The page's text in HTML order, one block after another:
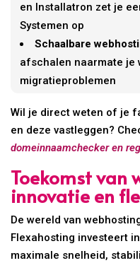
en Installatron zet je
Systemen op
Schaalbare
afschalen naarmate je
migratieproblemen
Wil je direct weten of je
en deze vastleggen?
domeinnaamchecker en
Toekomst van
innovatie en
De wereld van
Flexahosting investeert
maximale snelheid,